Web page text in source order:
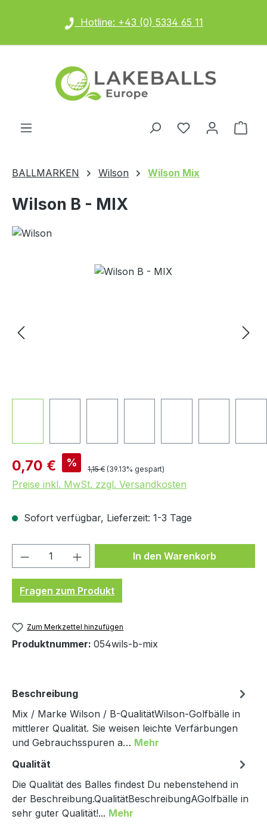
Hotline: +43 (0) 5334 65 11
BALLMARKEN Wilson Wilson Mix
Wilson B - MIX
Bildergalerie überspringen
Verkaufspreis:
0,70 € % Regulärer Preis:
1,15 € (39.13% gespart)
Preise inkl. MwSt. zzgl. Versandkosten
Sofort verfügbar, Lieferzeit: 1-3 Tage
Produkt Anzahl: Gib denIn den Warenkorb
Fragen zum Produkt
Zum Merkzettel hinzufügen
Produktnummer: 054wils-b-mix
Beschreibung
Mix / Marke Wilson / B-QualitätWilson-Golfbälle in
mittlerer Qualität. Sie weisen leichte Verfärbungen
und Gebrauchsspuren a… Mehr
Qualität
Die Qualität des Balles findest Du nebenstehend in
der Beschreibung.QualitätBeschreibungAGolfbälle in
sehr guter Qualität!... Mehr